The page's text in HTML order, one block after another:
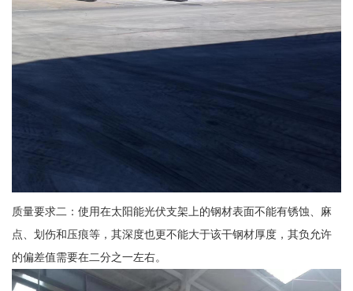
质量要求二：使用在太阳能光伏支架上的钢材表面不能有锈蚀、麻
点、划伤和压痕等，其深度也更不能大于该干钢材厚度，其负允许
的偏差值需要在二分之一左右。